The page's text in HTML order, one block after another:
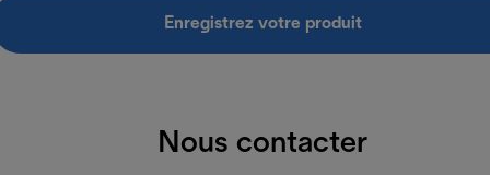
Enregistrez votre produit
Nous contacter